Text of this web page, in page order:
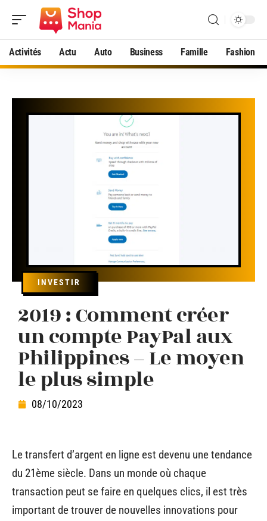
Activités Actu Auto Business Famille Fashion
INVESTIR
2019 : Comment créer
un compte PayPal aux
Philippines – Le moyen
le plus simple
08/10/2023
Le transfert d’argent en ligne est devenu une tendance
du 21ème siècle. Dans un monde où chaque
transaction peut se faire en quelques clics, il est très
important de trouver de nouvelles innovations pour